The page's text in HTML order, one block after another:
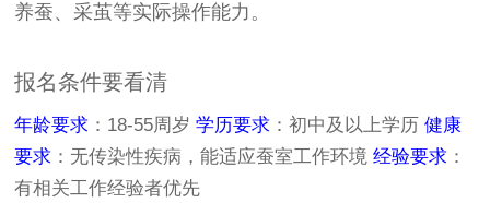
养蚕、采茧等实际操作能力。
报名条件要看清
年龄要求 ：18-55周岁学历要求 ：初中及以上学历健康
要求 ：无传染性疾病，能适应蚕室工作环境经验要求 ：
有相关工作经验者优先